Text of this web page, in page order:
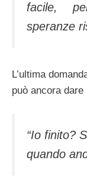
facile,
speranze
L’ultima
può ancora
“Io finito?
quando